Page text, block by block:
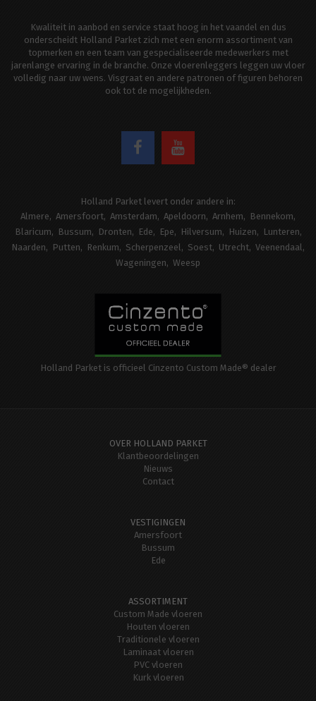
Kwaliteit in aanbod en service staat hoog in het vaandel en dus
onderscheidt Holland Parket zich met een enorm assortiment van
topmerken en een team van gespecialiseerde medewerkers met
jarenlange ervaring in de branche. Onze vloerenleggers leggen uw vloer
volledig naar uw wens. Visgraat en andere patronen of figuren behoren
ook tot de mogelijkheden.
Holland Parket levert onder andere in:
Almere
Amersfoort Amsterdam Apeldoorn Arnhem
Bennekom
Blaricum
Bussum Dronten Ede Epe Hilversum Huizen
Lunteren
Naarden
Putten Renkum Scherpenzeel Soest Utrecht Veenendaal
Wageningen
Weesp
Holland Parket is officieel Cinzento Custom Made® dealer
OVER HOLLAND PARKET
Klantbeoordelingen
Nieuws
Contact
VESTIGINGEN
Amersfoort
Bussum
Ede
ASSORTIMENT
Custom Made vloeren
Houten vloeren
Traditionele vloeren
Laminaat vloeren
PVC vloeren
Kurk vloeren